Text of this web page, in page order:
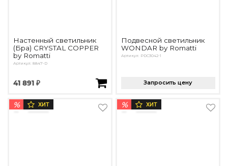
Настенный светильник
(Бра) CRYSTAL COPPER
by Romatti
Артикул: 8847-D
41 891 ₽
Подвесной светильник
WONDAR by Romatti
Артикул: PDC3042-1
Запросить цену
% ХИТ % ХИТ